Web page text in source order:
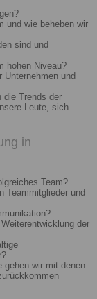
und wie beheben wir
sind und
hohen Niveau?
Unternehmen und
die Trends der
Leute, sich
in
Team?
Teammitglieder und
der
gehen wir mit denen